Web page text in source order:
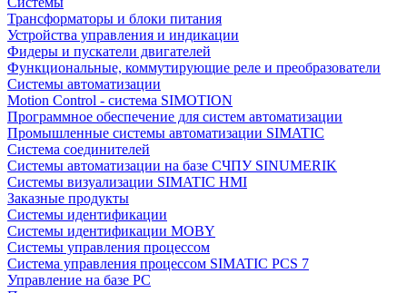
Трансформаторы и блоки питания
Устройства управления и индикации
Фидеры и пускатели двигателей
Функциональные, коммутирующие реле и преобразователи
Системы автоматизации
Motion Control - система SIMOTION
Программное обеспечение для систем автоматизации
Промышленные системы автоматизации SIMATIC
Система соединителей
Системы автоматизации на базе СЧПУ SINUMERIK
Системы визуализации SIMATIC HMI
Заказные продукты
Системы идентификации
Системы идентификации MOBY
Системы управления процессом
Система управления процессом SIMATIC PCS 7
Управление на базе РС